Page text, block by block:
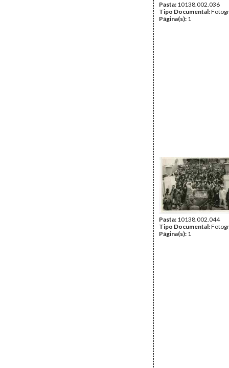
Pasta: 10138.002.036
Tipo Documental:
Página(s): 1
Pasta: 10138.002.044
Tipo Documental:
Página(s): 1